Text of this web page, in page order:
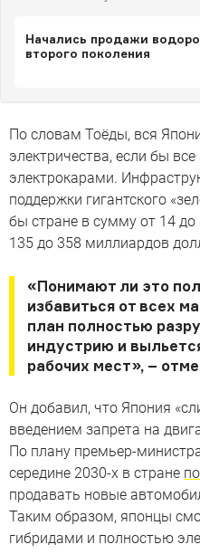
Начались продажи
второго поколения
По словам Тоёды, вся
электричества, если бы
электрокарами.
поддержки гигантского
бы стране в сумму от 14 до
135 до 358 миллиардов
«Понимают ли это
избавиться от всех
план полностью
индустрию и
рабочих мест», –
Он добавил, что Япония
введением запрета на
По плану премьер-
середине 2030-х в стране
продавать новые
Таким образом, японцы
гибридами и полностью